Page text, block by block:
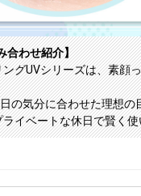
合わせ紹介】
グUVシリーズは、素顔
の気分に合わせた理想の
イベートな休日で賢く